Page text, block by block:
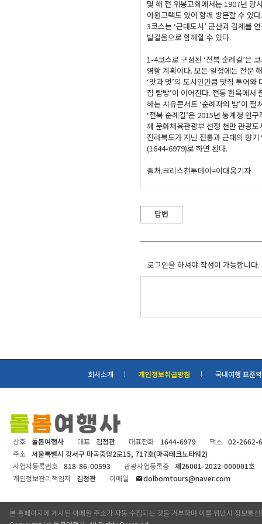
몇 해 전 위봉교회에서는 1907년 당
아원고택도 있어 함께 방문할 수 있다.
3코스는 ‘근대도시’ 군산과 김제를
발걸음으로 함께할 수 있다.
1-4코스로 구성된 ‘전북 순례길’은
영할 계획이다. 모든 일정에는 전문
‘맛과 멋’의 도시인만큼 맛집 투어
집 탐방’이 이어진다. 전통 한옥에서
하는 치유콘서트 ‘순례자의 밤’이 펼
‘전북 순례길’은 2015년 통계청 인
께 문화체육관광부 선정 천만 관광
전라북도가 지닌 전통과 근대의 향
(1644-6979)로 하면 된다.
출처.크리스천투데이=이대웅기자
답변
로그인을 하셔야 작성이 가능합니다.
회사소개 개인정보취급방침 국내여행 표준
상호 돌봄여행사 대표 김정관 대표전화 1644-6979 팩스
02-2662-
주소 서울특별시 강서구 마곡중앙2로15, 717호(마곡테크노타워2)
사업자등록번호 818-86-00593 관광사업등록증 제26001-2022-000001호
개인정보관리책임자
김정관 이메일 dolbomtours@naver.com
본 홈페이지에 게시된 이메일 주소가 자동 수집되는 것을 거부하며 이를 위반시 정보통